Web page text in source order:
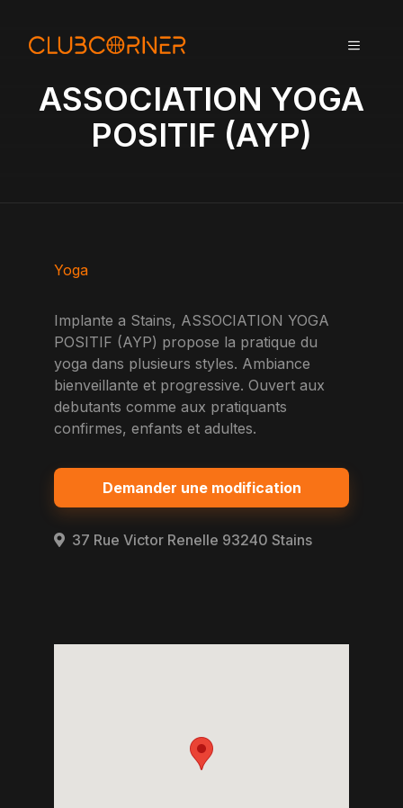
MENU
ASSOCIATION YOGA
POSITIF (AYP)
Yoga
Implante a Stains, ASSOCIATION YOGA
POSITIF (AYP) propose la pratique du
yoga dans plusieurs styles. Ambiance
bienveillante et progressive. Ouvert aux
debutants comme aux pratiquants
confirmes, enfants et adultes.
Demander une modification
37 Rue Victor Renelle 93240 Stains